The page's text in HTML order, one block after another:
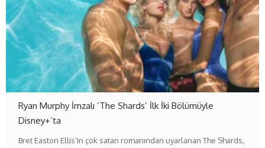
Ryan Murphy İmzalı ‘The Shards’ İlk İki Bölümüyle
Disney+’ta
Bret Easton Ellis’in çok satan romanından uyarlanan The Shards,